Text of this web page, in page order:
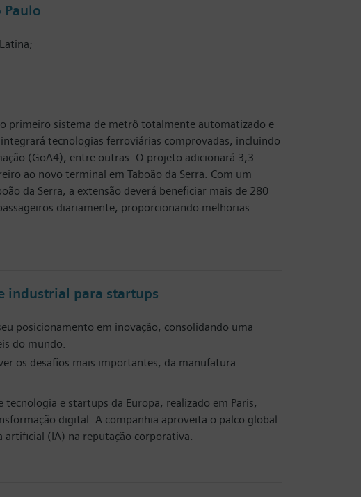
primeiro sistema de metrô totalmente automatizado e
tecnologias ferroviárias comprovadas, incluindo
(GoA4), entre outras. O projeto adicionará 3,3
ao novo terminal em Taboão da Serra. Com um
da Serra, a extensão deverá beneficiar mais de 280
diariamente, proporcionando melhorias
industrial para startups
posicionamento em inovação, consolidando uma
do mundo.
os desafios mais importantes, da manufatura
e startups da Europa, realizado em Paris,
digital. A companhia aproveita o palco global
artificial (IA) na reputação corporativa.